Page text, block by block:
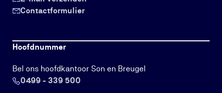
Contactformulier
Hoofdnummer
Bel ons hoofdkantoor Son en Breugel
0499 - 339 500